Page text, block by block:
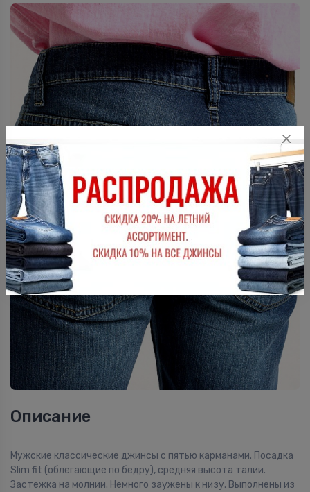
Описание
Мужские классические джинсы с пятью карманами. Посадка
Slim fit (облегающие по бедру), средняя высота талии.
Застежка на молнии. Немного заужены к низу. Выполнены из